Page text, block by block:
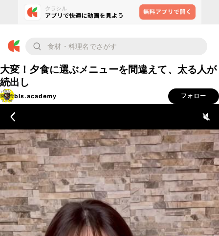
大変！夕食に選ぶメニューを間違えて、太る人が
続出し
bls.academy フォロー